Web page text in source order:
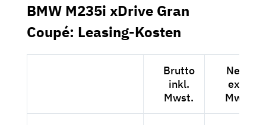
BMW M235i xDrive Gran
Coupé: Leasing-Kosten
Brutto
inkl.
Mwst.
Netto
exkl.
Mwst.